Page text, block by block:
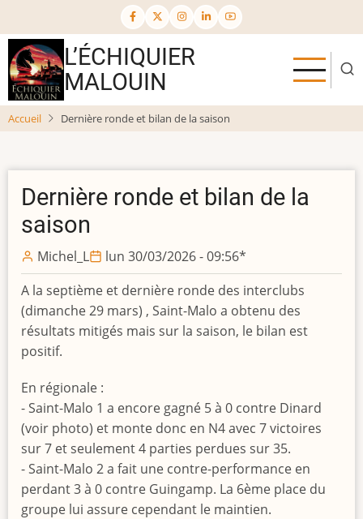
au
contenu
principal
L’ÉCHIQUIER
MALOUIN
Accueil Dernière ronde et bilan de la saison
Dernière ronde et bilan de la
saison
Michel_L lun 30/03/2026 - 09:56*
A la septième et dernière ronde des interclubs
(dimanche 29 mars) , Saint-Malo a obtenu des
résultats mitigés mais sur la saison, le bilan est
positif.
En régionale :
- Saint-Malo 1 a encore gagné 5 à 0 contre Dinard
(voir photo) et monte donc en N4 avec 7 victoires
sur 7 et seulement 4 parties perdues sur 35.
- Saint-Malo 2 a fait une contre-performance en
perdant 3 à 0 contre Guingamp. La 6ème place du
groupe lui assure cependant le maintien.